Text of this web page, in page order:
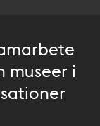
museer i